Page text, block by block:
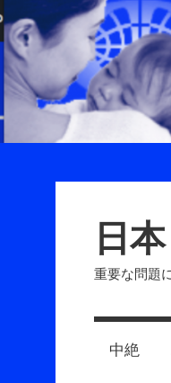
Skip
to
content
日
重要な問題
中絶